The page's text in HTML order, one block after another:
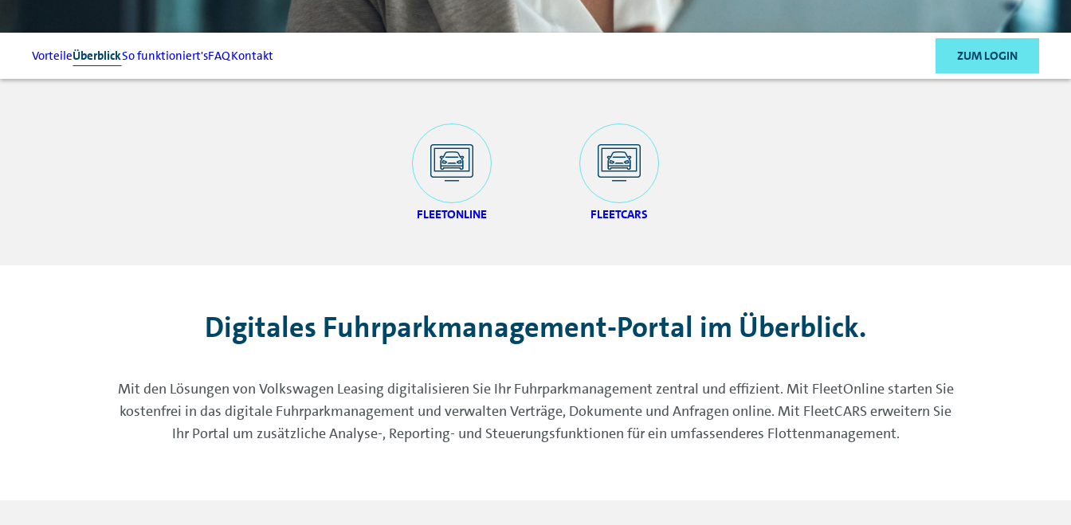
VorteileÜberblickSo funktioniert'sFAQKontakt ZUM LOGIN
FLEETONLINE FLEETCARS
Digitales Fuhrparkmanagement-Portal im Überblick.
Mit den Lösungen von Volkswagen Leasing digitalisieren Sie Ihr Fuhrparkmanagement zentral und effizient. Mit FleetOnline starten Sie
kostenfrei in das digitale Fuhrparkmanagement und verwalten Verträge, Dokumente und Anfragen online. Mit FleetCARS erweitern Sie
Ihr Portal um zusätzliche Analyse-, Reporting- und Steuerungsfunktionen für ein umfassenderes Flottenmanagement.